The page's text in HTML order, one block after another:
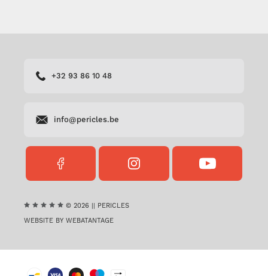
+32 93 86 10 48
info@pericles.be
FACEBOOK
PERICLES
INSTAGRAM
PERICLES
YOUTUBE
PERICLES
© 2026 || PERICLES
WEBSITE BY WEBATANTAGE